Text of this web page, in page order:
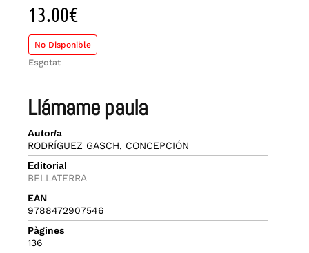
llámame paula
Autor/a
RODRÍGUEZ GASCH, CONCEPCIÓN
Editorial
BELLATERRA
EAN
9788472907546
Pàgines
136
13.00€
No Disponible
Esgotat